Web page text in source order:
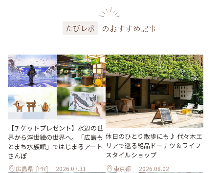
たびレポ のおすすめ記事
【チケットプレゼント】水辺の世
界から浮世絵の世界へ。「広島も
とまち水族館」ではじまるアート
さんぽ
広島県 [PR] 2026.07.31
休日のひとり散歩にも♪ 代々木エ
リアで巡る絶品ドーナツ＆ライフ
スタイルショップ
東京都 2026.08.02